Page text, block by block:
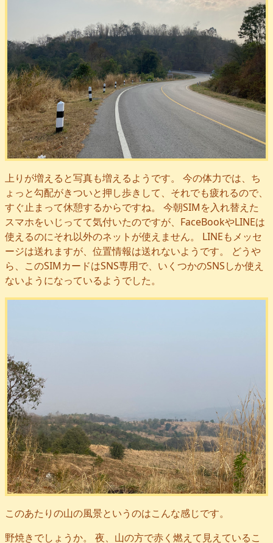
上りが増えると写真も増えるようです。 今の体力では、ち
ょっと勾配がきついと押し歩きして、それでも疲れるので、
すぐ止まって休憩するからですね。 今朝SIMを入れ替えた
スマホをいじってて気付いたのですが、FaceBookやLINEは
使えるのにそれ以外のネットが使えません。 LINEもメッセ
ージは送れますが、位置情報は送れないようです。 どうや
ら、このSIMカードはSNS専用で、いくつかのSNSしか使え
ないようになっているようでした。
このあたりの山の風景というのはこんな感じです。
野焼きでしょうか。 夜、山の方で赤く燃えて見えているこ